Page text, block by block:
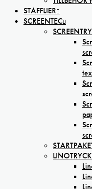
STAFFLIER
SCREENTEC
LINOTRYCK